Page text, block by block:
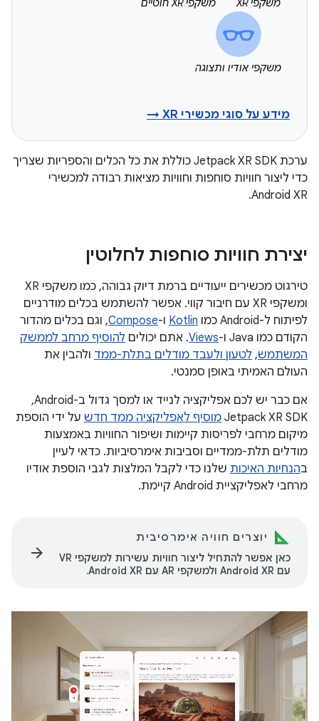
משקפי XR משקפי XR חוטיים
משקפי אודיו ותצוגה
מידע על סוגי מכשירי XR →
ערכת Jetpack XR SDK כוללת את כל הכלים והספריות שצריך
כדי ליצור חוויות סוחפות וחוויות מציאות רבודה למכשירי
Android XR.
יצירת חוויות סוחפות לחלוטין
טירגוט מכשירים ייעודיים ברמת דיוק גבוהה, כמו משקפי XR
ומשקפי XR עם חיבור קווי. אפשר להשתמש בכלים מודרניים
לפיתוח ל-Android כמו
Kotlin ו-Compose, וגם בכלים מהדור
הקודם כמו Java ו-
Views. אתם יכולים להוסיף מרחב לממשק
המשתמש, לטעון ולעבד מודלים בתלת-ממד ולהבין את
העולם האמיתי באופן סמנטי.
אם כבר יש לכם אפליקציה לנייד או למסך גדול ב-Android, ‏
Jetpack XR SDK מוסיף לאפליקציה ממד חדש על ידי הוספת
מיקום מרחבי לפריסות קיימות ושיפור החוויות באמצעות
מודלים תלת-ממדיים וסביבות אימרסיביות. כדאי לעיין
בהנחיות האיכות שלנו כדי לקבל המלצות לגבי הוספת אודיו
מרחבי לאפליקציית Android קיימת.
יוצרים חוויה אימרסיבית
כאן אפשר להתחיל ליצור חוויות עשירות למשקפי VR
עם Android XR ולמשקפי AR עם Android XR.
arrow_forward